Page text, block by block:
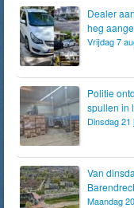
Dealer
heg
Vrijdag 7
Politie
spullen in
Dinsdag 21
Van
Maandag